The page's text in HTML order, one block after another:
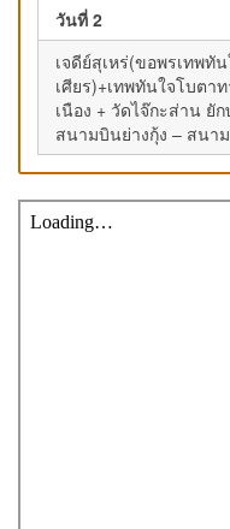
วันที่ 2
เจดีย์สุเหร่(ขอพรเทพทั
เศียร)+เทพทันใจโบตา
เนือง + วัดไจ๊กะส่าน ยั
สนามบินย่างกุ้ง – สน